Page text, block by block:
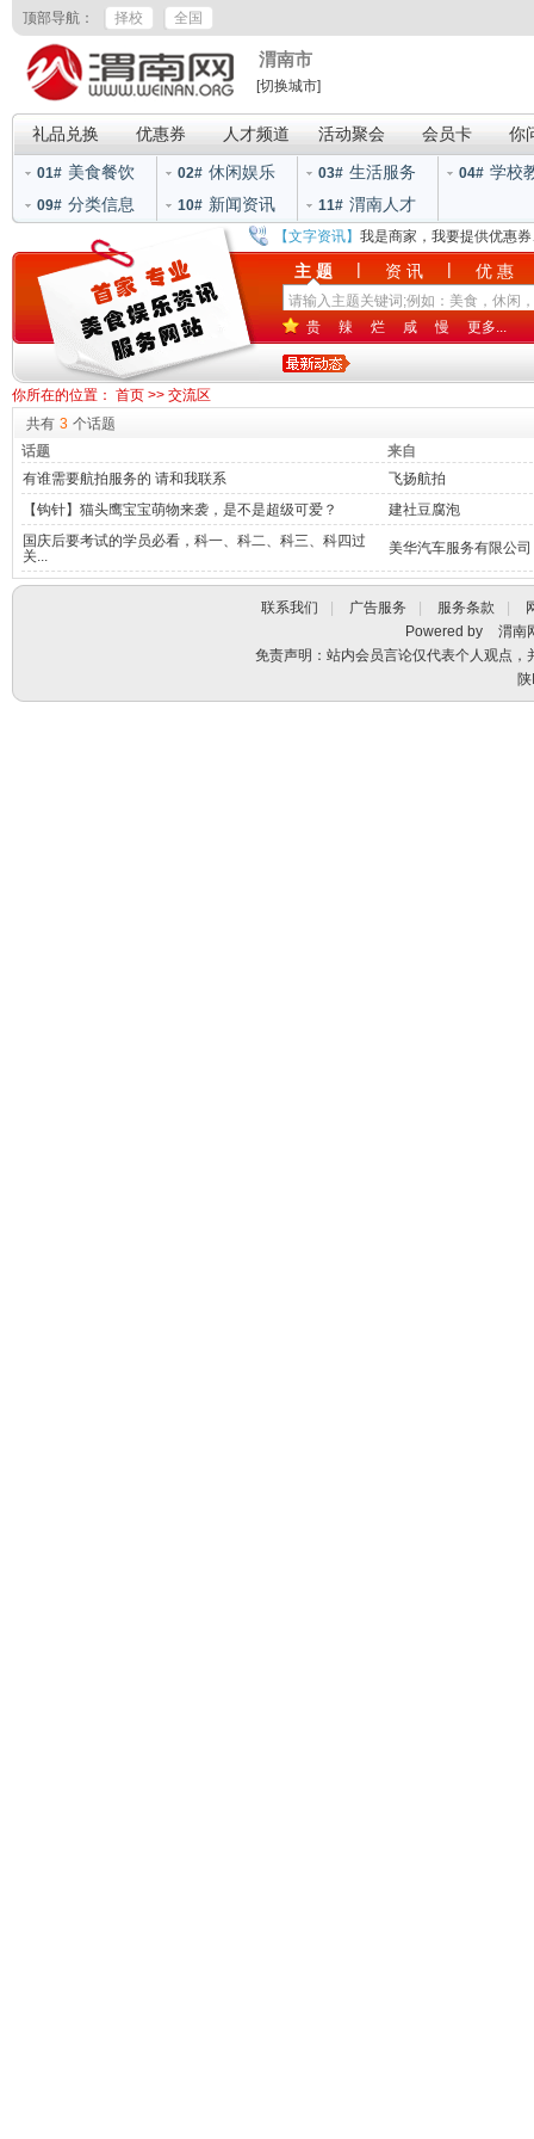
顶部导航： 择校 全国
渭南市
[切换城市]
礼品兑换 优惠券 人才频道 活动聚会 会员卡 你
01# 美食餐饮 02# 休闲娱乐 03# 生活服务 04# 学校
09# 分类信息 10# 新闻资讯 11# 渭南人才
【文字资讯】 我是商家，我要提供优惠
主 题 | 资 讯 | 优 惠
贵 辣 烂 咸 慢 更多...
你所在的位置： 首页 >> 交流区
共有 3 个话题
话题
来自
有谁需要航拍服务的 请和我联系
飞扬航拍
【钩针】猫头鹰宝宝萌物来袭，是不是超级可爱？
建社豆腐泡
国庆后要考试的学员必看，科一、科二、科三、科四过
关...
美华汽车服务有限公司
联系我们 广告服务 服务条款
Powered by
渭南
免责声明：站内会员言论仅代表个人观点